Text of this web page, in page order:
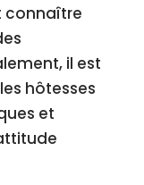
connaître
il est
hôtesses
et